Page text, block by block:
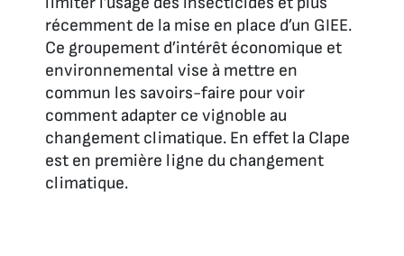
récemment de la mise en place d’un GIEE.
Ce groupement d’intérêt économique et
environnemental vise à mettre en
commun les savoirs-faire pour voir
comment adapter ce vignoble au
changement climatique. En effet la Clape
est en première ligne du changement
climatique.